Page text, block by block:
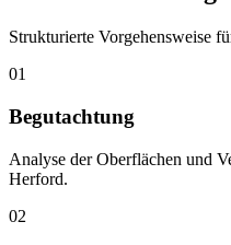
Strukturierte Vorgehensweise
01
Begutachtung
Analyse der Oberflächen und
Herford.
02